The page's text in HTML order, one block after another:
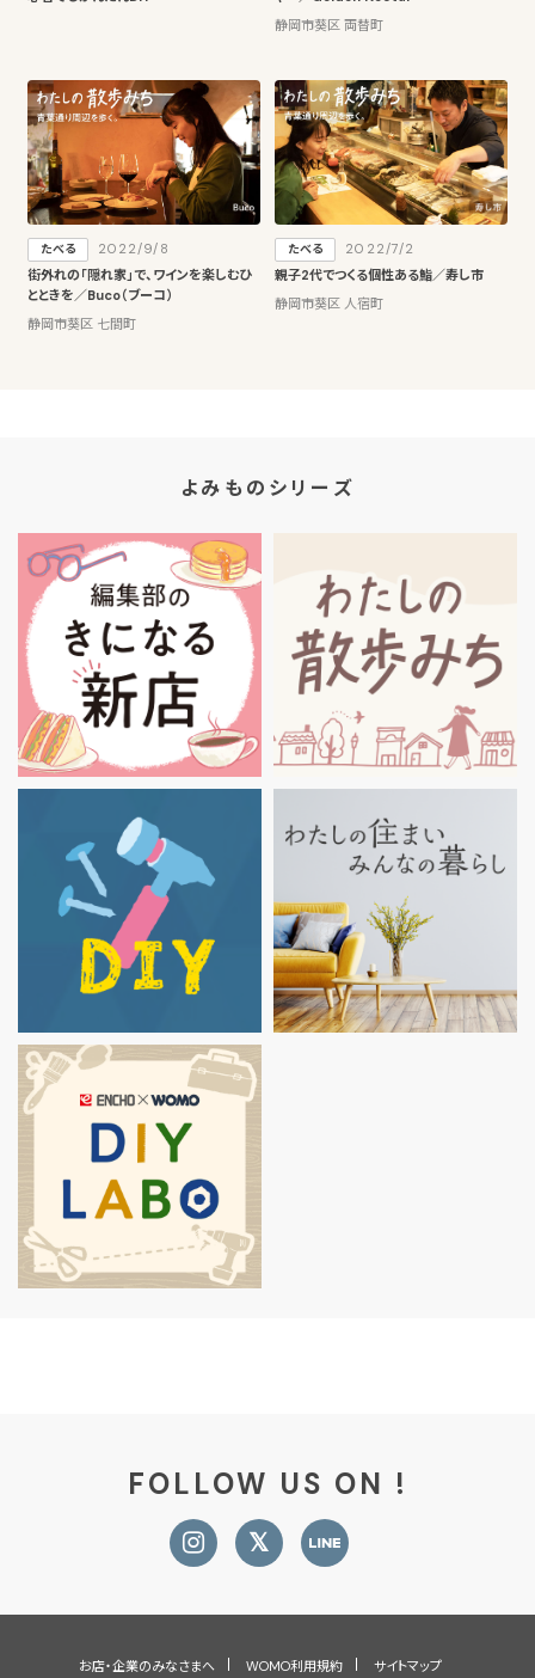
静岡市葵区 両替町
たべる
2022/9/8
街外れの「隠れ家」で、ワインを楽しむひ
とときを／Buco（ブーコ）
静岡市葵区 七間町
たべる
2022/7/2
親子2代でつくる個性ある鮨／寿し市
静岡市葵区 人宿町
よみものシリーズ
FOLLOW US ON !
お店・企業のみなさまへ WOMO利用規約 サイトマップ